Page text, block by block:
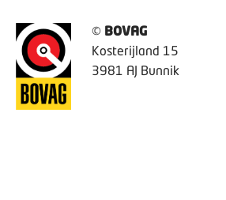
© BOVAG
Kosterijland 15
3981 AJ Bunnik